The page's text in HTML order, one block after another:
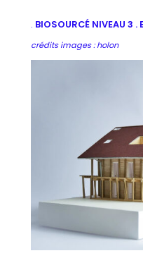
. BIOSOURCÉ NIVEAU 3 .
crédits images : holon